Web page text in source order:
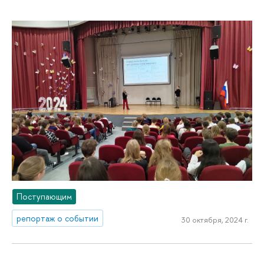
Поступающим
репортаж о событии
30 октября, 2024 г.